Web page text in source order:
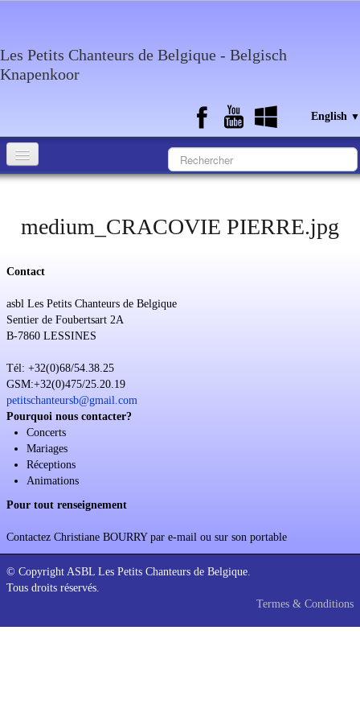
Les Petits Chanteurs de Belgique - Belgisch
Knapenkoor
English ▼
What about the choir
Discography
Soutien
Sponsoring
Events
medium_CRACOVIE PIERRE.jpg
Contact
asbl Les Petits Chanteurs de Belgique
Sentier de Foubertsart 2A
B-7860 LESSINES
Tél: +32(0)68/54.38.25
GSM:+32(0)475/25.20.19
petitschanteursb@gmail.com
Pourquoi nous contacter?
Concerts
Mariages
Réceptions
Animations
Pour tout renseignement
Contactez Christiane BOURRY par e-mail ou sur son portable
© Copyright ASBL Les Petits Chanteurs de Belgique.
Tous droits réservés.
Termes & Conditions